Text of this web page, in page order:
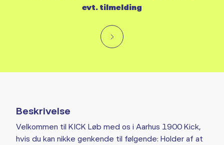
Beskrivelse
Velkommen til KICK Løb med os i Aarhus 1900 Kick,
hvis du kan nikke genkende til følgende: Holder af at
evt. tilmelding